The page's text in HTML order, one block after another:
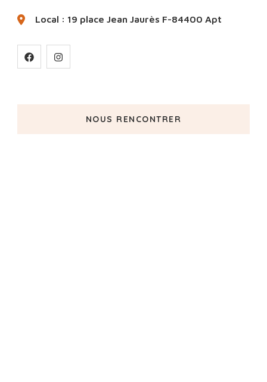
Local : 19 place Jean Jaurès F-84400 Apt
NOUS RENCONTRER